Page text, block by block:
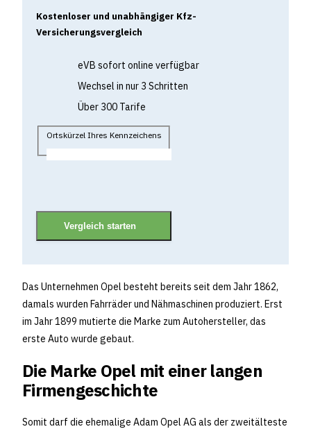
Kostenloser und unabhängiger Kfz-
Versicherungsvergleich
eVB sofort online verfügbar
Wechsel in nur 3 Schritten
Über 300 Tarife
Ortskürzel Ihres Kennzeichens
Vergleich starten
Das Unternehmen Opel besteht bereits seit dem Jahr 1862,
damals wurden Fahrräder und Nähmaschinen produziert. Erst
im Jahr 1899 mutierte die Marke zum Autohersteller, das
erste Auto wurde gebaut.
Die Marke Opel mit einer langen
Firmengeschichte
Somit darf die ehemalige Adam Opel AG als der zweitälteste